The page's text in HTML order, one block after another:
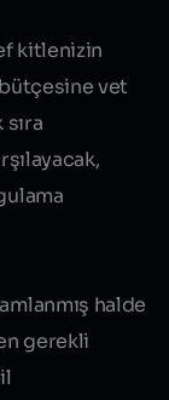
kitlenizin
vet
halde
gerekli